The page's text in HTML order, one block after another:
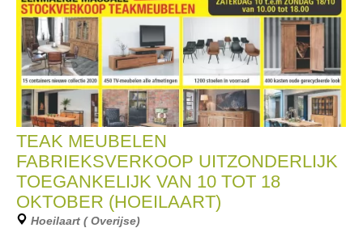
TEAK MEUBELEN
FABRIEKSVERKOOP UITZONDERLIJK
TOEGANKELIJK VAN 10 TOT 18
OKTOBER (HOEILAART)
Hoeilaart ( Overijse)